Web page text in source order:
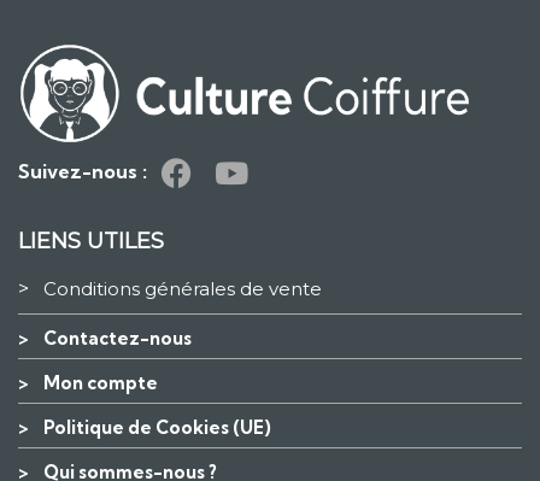
Suivez-nous :
LIENS UTILES
> Conditions générales de vente
> Contactez-nous
> Mon compte
> Politique de Cookies (UE)
> Qui sommes-nous ?